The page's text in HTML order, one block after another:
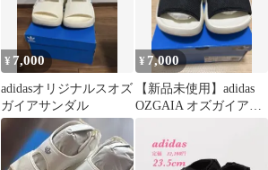
¥ 7,000
adidasオリジナルスオズ
ガイアサンダル
¥ 7,000
【新品未使用】adidas
OZGAIA オズガイア